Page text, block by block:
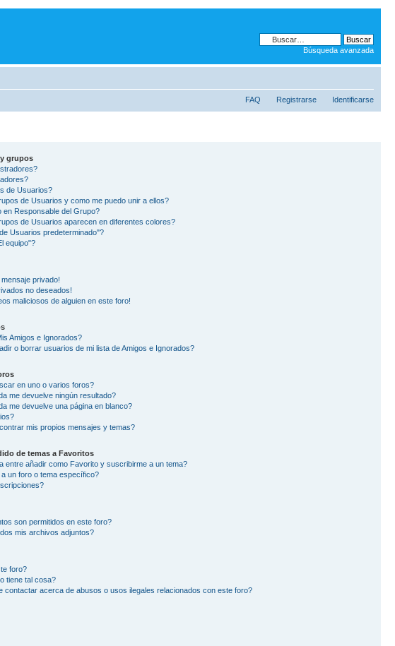
Búsqueda avanzada
FAQ Registrarse Identificarse
grupos
de Usuarios?
de Usuarios y como me puedo unir a ellos?
en Responsable del Grupo?
de Usuarios aparecen en diferentes colores?
Usuarios predeterminado"?
equipo"?
privado!
no deseados!
maliciosos de alguien en este foro!
Amigos e Ignorados?
o borrar usuarios de mi lista de Amigos e Ignorados?
en uno o varios foros?
me devuelve ningún resultado?
me devuelve una página en blanco?
mis propios mensajes y temas?
de temas a Favoritos
entre añadir como Favorito y suscribirme a un tema?
un foro o tema específico?
son permitidos en este foro?
mis archivos adjuntos?
foro?
tiene tal cosa?
contactar acerca de abusos o usos ilegales relacionados con este foro?